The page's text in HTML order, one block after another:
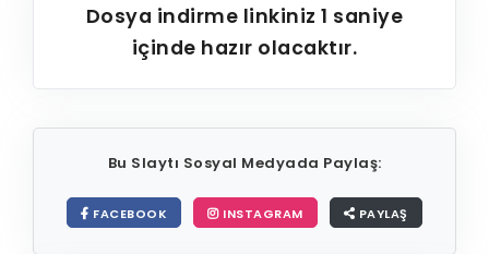
Dosya indirme linkiniz1 saniye
içinde hazır olacaktır.
Bu Slaytı Sosyal Medyada Paylaş:
FACEBOOK INSTAGRAM PAYLAŞ